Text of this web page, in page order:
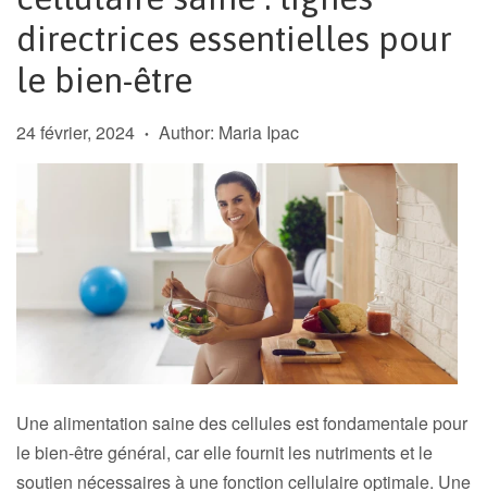
directrices essentielles pour
le bien-être
24 février, 2024 • Author: Maria Ipac
Une alimentation saine des cellules est fondamentale pour
le bien-être général, car elle fournit les nutriments et le
soutien nécessaires à une fonction cellulaire optimale. Une